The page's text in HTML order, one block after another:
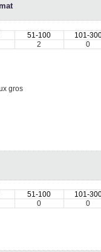
51-100 101-
2 0
gros
51-100 101-
0 0